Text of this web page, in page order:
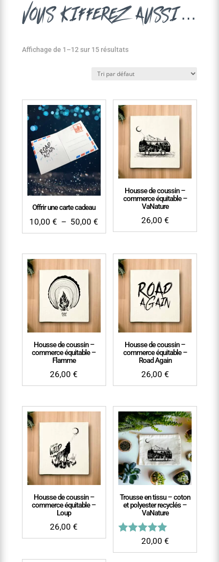
vous kifferez aussi…
Affichage de 1–12 sur 15 résultats
Offrir une carte cadeau
10,00€ – 50,00€
de
10,00 €
Housse de coussin –
commerce équitable –
VaNature
26,00 €
Housse de coussin –
commerce équitable –
Flamme
26,00€
Housse de coussin –
commerce équitable –
Road Again
26,00 €
Housse de coussin –
commerce équitable –
Loup
26,00€
Trousse en tissu – coton
et polyester recyclés –
VaNature
20,00 €